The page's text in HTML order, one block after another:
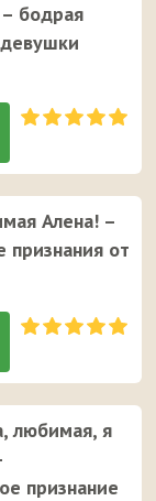
бодрая
Алена! –
признания от
любимая, я
признание